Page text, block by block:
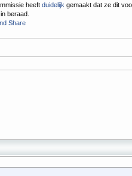
heeft duidelijk gemaakt dat ze dit
beraad.